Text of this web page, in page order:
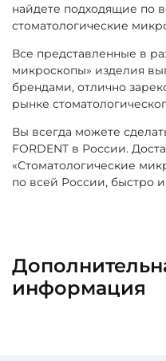
найдете подходящие по
стоматологические
Все представленные в
микроскопы» изделия
брендами, отлично
рынке
Вы всегда можете
FORDENT в России.
«Стоматологические
по всей России, быстро
информация